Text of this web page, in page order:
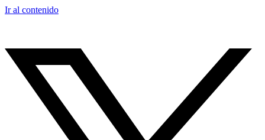
Ir al contenido